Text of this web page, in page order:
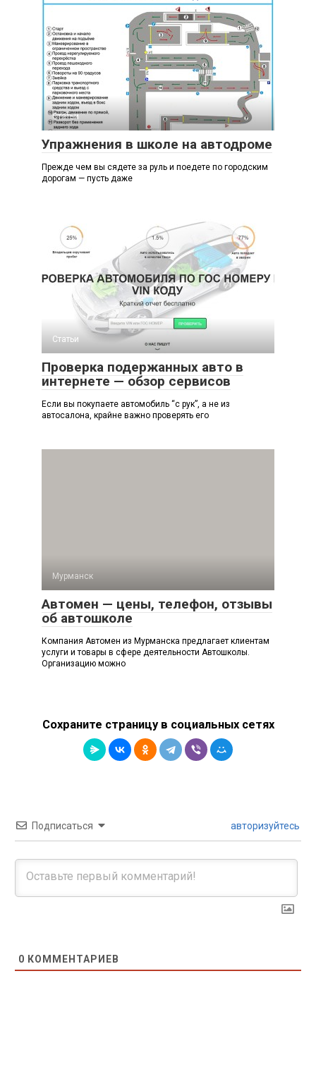
Статьи
Упражнения в школе на автодроме
Прежде чем вы сядете за руль и поедете по городским
дорогам — пусть даже
Статьи
Проверка подержанных авто в
интернете — обзор сервисов
Если вы покупаете автомобиль “с рук”, а не из
автосалона, крайне важно проверять его
Мурманск
Автомен — цены, телефон, отзывы
об автошколе
Компания Автомен из Мурманска предлагает клиентам
услуги и товары в сфере деятельности Автошколы.
Организацию можно
Сохраните страницу в социальных сетях
Подписаться авторизуйтесь
0 КОММЕНТАРИЕВ